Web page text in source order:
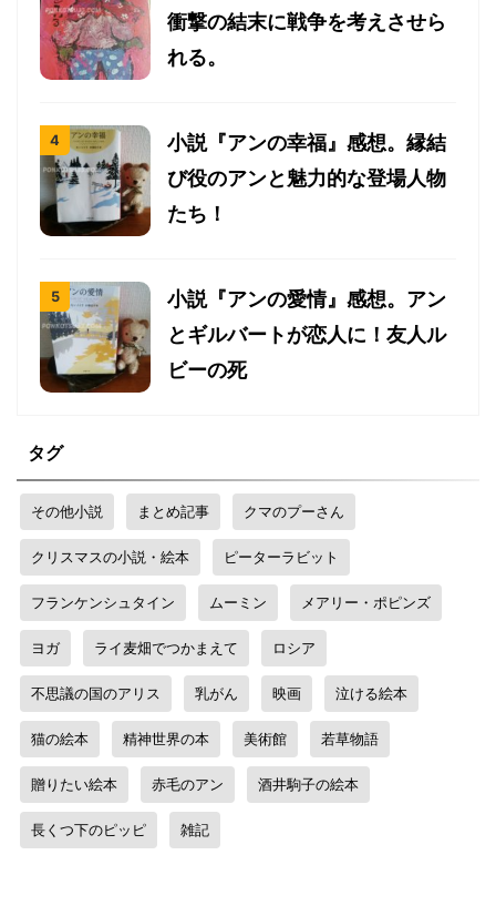
衝撃の結末に戦争を考えさせら
れる。
小説『アンの幸福』感想。縁結
び役のアンと魅力的な登場人物
たち！
小説『アンの愛情』感想。アン
とギルバートが恋人に！友人ル
ビーの死
タグ
その他小説 まとめ記事 クマのプーさん
クリスマスの小説・絵本 ピーターラビット
フランケンシュタイン ムーミン メアリー・ポピンズ
ヨガ ライ麦畑でつかまえて ロシア
不思議の国のアリス 乳がん 映画 泣ける絵本
猫の絵本 精神世界の本 美術館 若草物語
贈りたい絵本 赤毛のアン 酒井駒子の絵本
長くつ下のピッピ 雑記